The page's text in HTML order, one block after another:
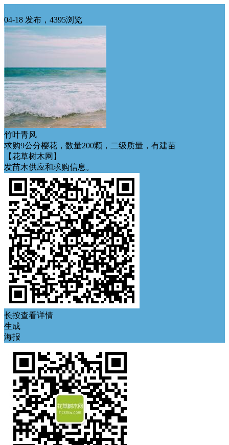
04-18 发布，4395浏览
竹叶青风
求购9公分樱花，数量200颗，二级质量，有建苗
【花草树木网】
发苗木供应和求购信息。
长按查看详情
生成
海报